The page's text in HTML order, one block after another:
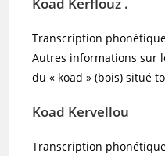
Transcription
Autres informations sur
du « koad » (bois) situé
Koad Kervellou
Transcription